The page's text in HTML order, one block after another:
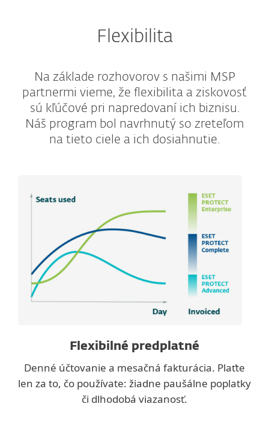
Flexibilita
Na základe rozhovorov s našimi MSP
partnermi vieme, že flexibilita a ziskovosť
sú kľúčové pri napredovaní ich biznisu.
Náš program bol navrhnutý so zreteľom
na tieto ciele a ich dosiahnutie.
Flexibilné predplatné
Denné účtovanie a mesačná fakturácia. Plaťte
len za to, čo používate: žiadne paušálne poplatky
či dlhodobá viazanosť.